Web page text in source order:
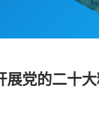
展党的二十